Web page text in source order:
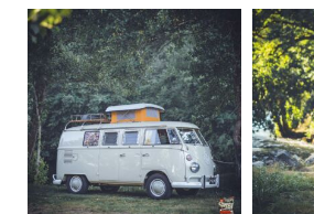
becombi
Août 10
120
0